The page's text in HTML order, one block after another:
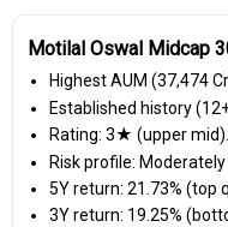
Motilal Oswal Midcap
Highest AUM (₹37,474
Established history
Rating: 3★ (upper mid).
Risk profile: Moderately
5Y return: 21.73% (top
3Y return: 19.25%